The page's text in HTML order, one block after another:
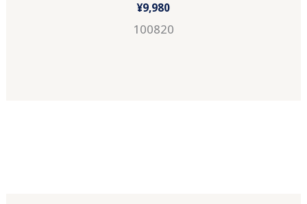
¥9,980
100820